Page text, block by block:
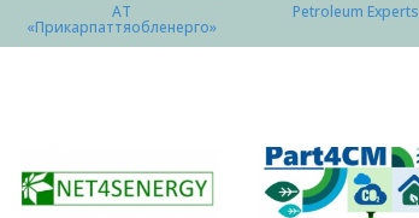
АТ
«Прикарпаттяобленерго»
Petroleum Experts